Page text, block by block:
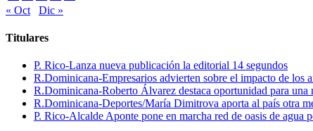
« Oct
Dic »
Titulares
P. Rico-Lanza nueva publicación la editorial 14 segundos
R.Dominicana-Empresarios advierten sobre el impacto de los
R.Dominicana-Roberto Álvarez destaca oportunidad para
R.Dominicana-Deportes/María Dimitrova aporta al país otra
P. Rico-Alcalde Aponte pone en marcha red de oasis de agua